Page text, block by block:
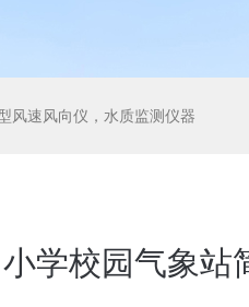
风速风向仪，水质监测仪器
学校园气象站